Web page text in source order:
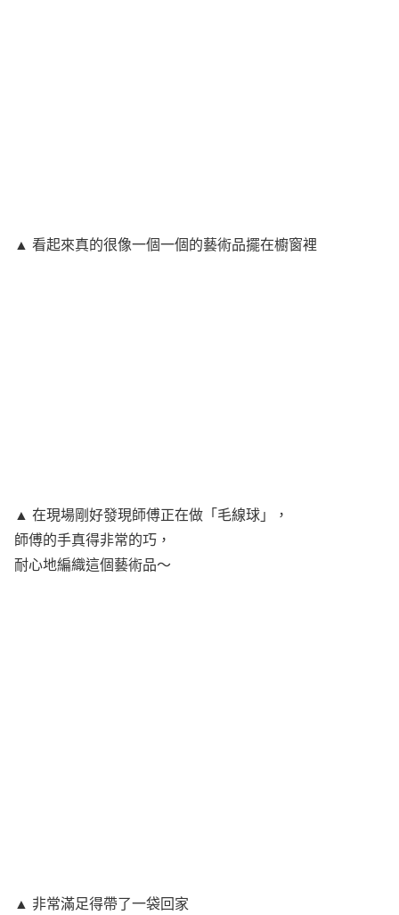
▲ 看起來真的很像一個一個的藝術品擺在櫥窗裡
▲ 在現場剛好發現師傅正在做「毛線球」，
師傅的手真得非常的巧，
耐心地編織這個藝術品～
▲ 非常滿足得帶了一袋回家